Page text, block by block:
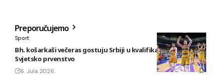
Preporučujemo
Sport
Bh. košarkaši večeras gostuju Srbiji u kvalifikacijama za
Svjetsko prvenstvo
6. Jula 2026.